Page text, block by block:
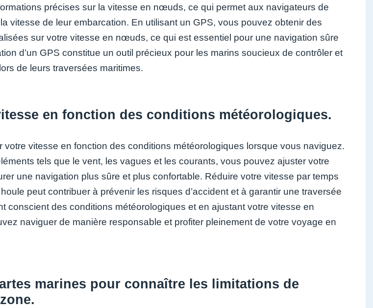
précises sur la vitesse en nœuds, ce qui permet aux navigateurs de
vitesse de leur embarcation. En utilisant un GPS, vous pouvez obtenir des
sur votre vitesse en nœuds, ce qui est essentiel pour une navigation sûre
d’un GPS constitue un outil précieux pour les marins soucieux de contrôler et
de leurs traversées maritimes.
en fonction des conditions météorologiques.
votre vitesse en fonction des conditions météorologiques lorsque vous naviguez.
tels que le vent, les vagues et les courants, vous pouvez ajuster votre
une navigation plus sûre et plus confortable. Réduire votre vitesse par temps
peut contribuer à prévenir les risques d’accident et à garantir une traversée
conscient des conditions météorologiques et en ajustant votre vitesse en
naviguer de manière responsable et profiter pleinement de votre voyage en
marines pour connaître les limitations de